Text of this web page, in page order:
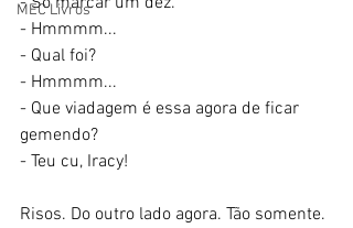
MEC Livros
- Hmmmm...
- Qual foi?
- Hmmmm...
- Que viadagem é essa agora de ficar
gemendo?
- Teu cu, Iracy!
Risos. Do outro lado agora. Tão somente.